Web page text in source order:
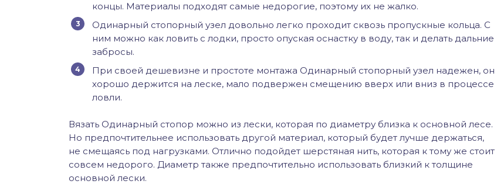
концы. Материалы подходят самые недорогие, поэтому их не жалко.
Одинарный стопорный узел довольно легко проходит сквозь пропускные кольца. С
ним можно как ловить с лодки, просто опуская оснастку в воду, так и делать дальние
забросы.
При своей дешевизне и простоте монтажа Одинарный стопорный узел надежен, он
хорошо держится на леске, мало подвержен смещению вверх или вниз в процессе
ловли.
Вязать Одинарный стопор можно из лески, которая по диаметру близка к основной лесе.
Но предпочтительнее использовать другой материал, который будет лучше держаться,
не смещаясь под нагрузками. Отлично подойдет шерстяная нить, которая к тому же стоит
совсем недорого. Диаметр также предпочтительно использовать близкий к толщине
основной лески.